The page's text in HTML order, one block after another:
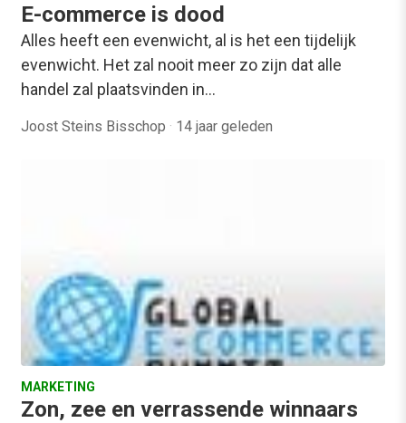
E-commerce is dood
Alles heeft een evenwicht, al is het een tijdelijk
evenwicht. Het zal nooit meer zo zijn dat alle
handel zal plaatsvinden in…
Joost Steins Bisschop · 14 jaar geleden
MARKETING
Zon, zee en verrassende winnaars